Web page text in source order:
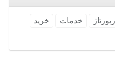
رپورتاژ خدمات
خرید